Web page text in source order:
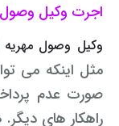
اجرت وکیل وصول
وکیل وصول مهریه
مثل اینکه می
صورت عدم
راهکار های دیگر.